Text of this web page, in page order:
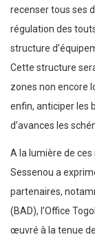
recenser tous ses
régulation des
structure
Cette structure
zones non encore
enfin, anticiper les
d’avances les
A la lumière de
Sessenou a
partenaires,
(BAD), l’Office
œuvré à la tenue